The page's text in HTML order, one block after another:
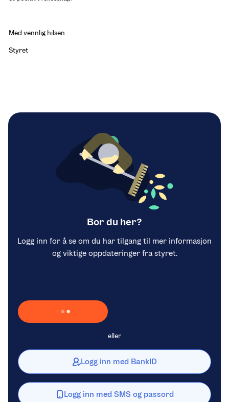
Med vennlig hilsen
Styret
Bor du her?
Logg inn for å se om du har tilgang til mer informasjon
og viktige oppdateringer fra styret.
Laster inn Vipps …
eller
Logg inn med BankID
Logg inn med SMS og passord